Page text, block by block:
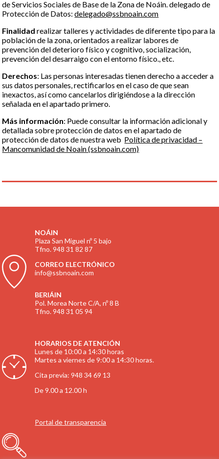
de Servicios Sociales de Base de la Zona de Noáin. delegado de
Protección de Datos:delegado@ssbnoain.com
Finalidad realizar talleres y actividades de diferente tipo para la
población de la zona, orientados a realizar labores de
prevención del deterioro físico y cognitivo, socialización,
prevención del desarraigo con el entorno físico., etc.
Derechos: Las personas interesadas tienen derecho a acceder a
sus datos personales, rectificarlos en el caso de que sean
inexactos, así como cancelarlos dirigiéndose a la dirección
señalada en el apartado primero.
Más información: Puede consultar la información adicional y
detallada sobre protección de datos en el apartado de
protección de datos de nuestra web Política de privacidad –
Mancomunidad de Noain (ssbnoain.com)
NOÁIN
Plaza San Miguel nº 5 bajo
Tfno. 948 31 82 87
CORREO ELECTRÓNICO
info@ssbnoain.com
BERIÁIN
Pol. Morea Norte C/A, nº 8 B
Tfno. 948 31 05 94
HORARIOS DE ATENCIÓN
Lunes de 10:00 a 14:30 horas
Martes a viernes de 9:00 a 14:30 horas.
Cita previa: 948 34 69 13
De 9.00 a 12.00 h
Portal de transparencia